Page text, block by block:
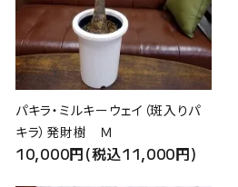
パキラ・ミルキーウェイ（斑入りパ
キラ）発財樹 Ｍ
10,000円(税込11,000円)